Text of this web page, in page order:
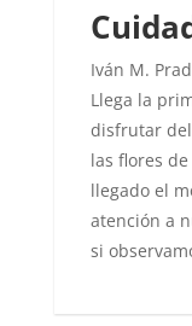
Iván M.
Llega la
disfrutar
las flores
llegado el
atención a
si